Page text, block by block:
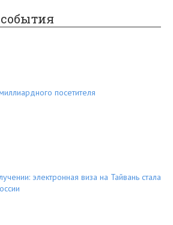
посетителя
электронная виза на Тайвань стала